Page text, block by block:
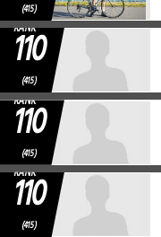
(415)
RANK
110
(415)
RANK
110
(415)
RANK
110
(415)